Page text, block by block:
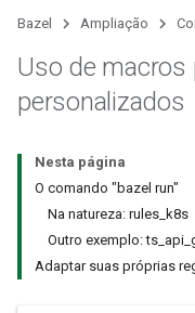
Bazel Ampliação
Uso de macros
personalizados
Nesta página
O comando "bazel run"
Na natureza: rules_k8s
Outro exemplo:
Adaptar suas próprias